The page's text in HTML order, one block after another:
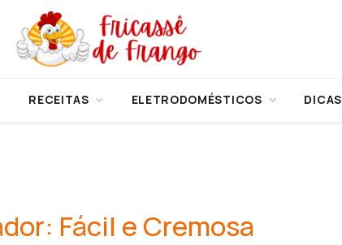
RECEITAS ELETRODOMÉSTICOS DICAS
Fácil e Cremosa